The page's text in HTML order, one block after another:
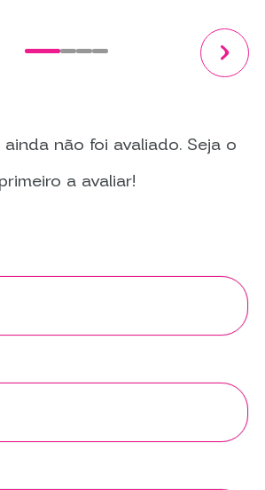
não foi avaliado. Seja o
primeiro a avaliar!